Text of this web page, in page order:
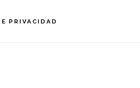
PRIVACIDAD